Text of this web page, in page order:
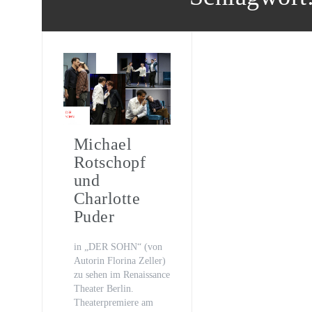
TV-Premiere
„Fritzie – Der Himmel muss
Michael
Rotschopf
und
Charlotte
Puder
in „DER SOHN“ (von
Autorin Florina Zeller)
zu sehen im Renaissance
Theater Berlin.
Theaterpremiere am